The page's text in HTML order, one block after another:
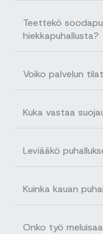
Teettekö
hiekkapuhallusta?
Voiko palvelun
Kuka vastaa
Leviääkö
Kuinka kauan
Onko työ